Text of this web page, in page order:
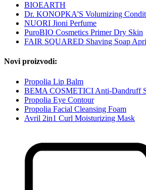
BIOEARTH
Dr. KONOPKA'S Volumizing
NUORI Jioni Perfume
PuroBIO Cosmetics Primer Dry Skin
FAIR SQUARED Shaving Soap
Novi proizvodi:
Propolia Lip Balm
BEMA COSMETICI Anti-Dandruff
Propolia Eye Contour
Propolia Facial Cleansing Foam
Avril 2in1 Curl Moisturizing Mask